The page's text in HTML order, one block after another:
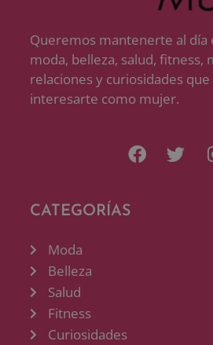
Queremos mantenerte al día
moda, belleza, salud, fitness,
relaciones y curiosidades
interesarte como mujer.
CATEGORÍAS
Moda
Belleza
Salud
Fitness
Curiosidades